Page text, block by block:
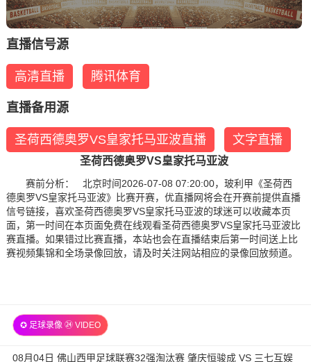
直播信号源
高清直播 腾讯体育
直播备用源
圣荷西德奥罗VS皇家托马亚波直播 文字直播
圣荷西德奥罗VS皇家托马亚波
赛前分析： 北京时间2026-07-08 07:20:00，玻利甲《圣荷西
德奥罗VS皇家托马亚波》比赛开赛，优直播网将会在开赛前提供直播
信号链接，喜欢圣荷西德奥罗VS皇家托马亚波的球迷可以收藏本页
面，第一时间在本页面免费在线观看圣荷西德奥罗VS皇家托马亚波比
赛直播。如果错过比赛直播，本站也会在直播结束后第一时间送上比
赛视频集锦和全场录像回放，请及时关注网站相应的录像回放频道。
✪ 足球录像 ㉔ VIDEO
08月04日 佛山西甲足球联赛32强淘汰赛 肇庆恒骏成 VS 三七互娱